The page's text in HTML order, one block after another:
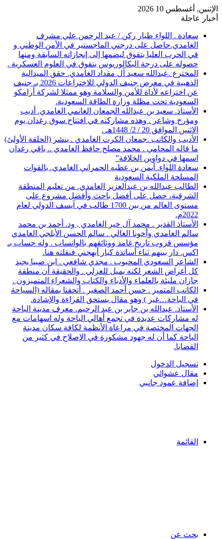
الإثنين, أغسطس 10 2026
أخبار عاجلة
سعادة . اللواء طيار ركن / عبد الرحمن علي مشرف
الغامدي.حاصل على درجتي الماجستير في الأمن الوطني و
في الحرب العليا بتفوق ليضمها إلى إنجازاته السابقة ومنها
حصوله على درجة البكالوريوس بتفوق في العلوم العسكرية .
المخترع .عبدالله سعيد آل مقداد الغامدي. حقق الميدالية
الذهبية في معرض جنيف الدولي للاختراعات 2026 بـ جنيف
عن اختراعه لأداة للأمن والسلامة وهو ممثلا لشركة أرامكو
السعودية تحت مظلة وزارة الطاقة السعودية.
الأستاذ. سعيد بن عبدالله الجمعان الغانمي الغامدي. أديب
ومؤرخ وشاعر . وهذه مشاركته في افتتاح سوق رغدان يوم
الاثنين الموافق 20 / 2/ 1448هـ .
الأديب والكاتب .جمعان الكرت الغامدي . ينشر (الحلقة الأولىً)
ما قاله المحامي . محمد مصلح حافظ الغامدي .. باقي رغدان
اسمها في دواوين الخلافة”
سعادة اللواء. أيمن بن عطيه الحمراني الغامدي. بالقوات
المسلحة الملكية السعودية
الطالب عبدالله بن عبدالعزيز الغامدي. من تعليم المنطقة
الشرقية، حصل على أفضل باحث وأفضل مشروع على
مستوى العالم من بين 1700 طالب في آيسف الدولي لعام
2022م.
الأستاذ القدير . محمد آل خير الغامدي , ود. أحمد بن محمد
سالم الغامدي وأخونا الغالي . سالم الحسن الأبلجي الغامدي
مؤسس قروب تاريخ غامد ووثائقهم بالواتساب . وله حساب بـ
اكس. دار بينهم ثناء أساتذة كبار أبهجني فنقلته هنا.
الشاعر السعودي المحبوب . مجدي شافعي . ابن صبيا يجيد
كل أغراض الشعر لكنه يميل للغزلي . والحقيقة أن منطقة
جازان مليئة بالعلماء والأدباء والكتاب والشعراء المتميزون .
الكاتب المتميز . حسن أحمد الصغير . أتحفنا بمقاله (السياحة
في الباحة…غير ) وهو مقال يستحق القراءة والإشادة.
الأستاذ. عبدالله بن جابر بن عبد الرحيم. معرف مدينة الباحة
له مشاركات عديدة في تجمع أهالي الباحة وله اسهامات مع
الجهات المختصة في مراعاة الأنظمة لكافة سكان مدينة
الباحة كما أن له جهود مشكورة في الإصلاح في كثير من
القضايا.
تسجيل الدخول
مقال عشوائي
إضافة عمود جانبي
القائمة
بحث عن